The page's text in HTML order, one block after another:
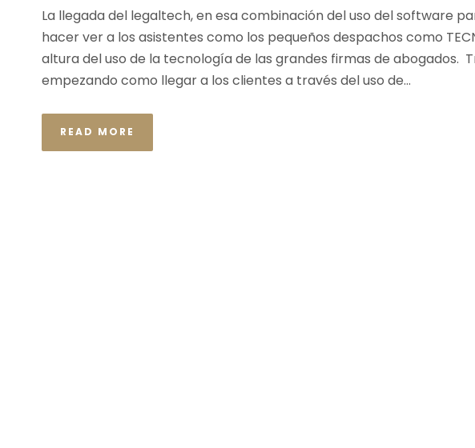
La llegada del legaltech, en esa combinación del uso del software
hacer ver a los asistentes como los pequeños despachos como
altura del uso de la tecnología de las grandes firmas de abogados.
empezando como llegar a los clientes a través del uso de...
READ MORE